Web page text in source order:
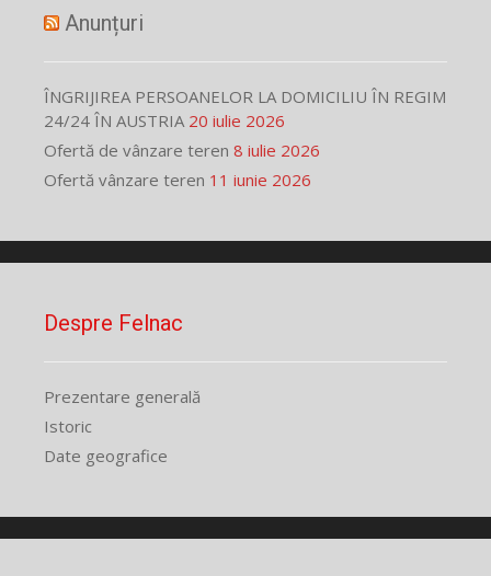
Anunțuri
ÎNGRIJIREA PERSOANELOR LA DOMICILIU ÎN REGIM
24/24 ÎN AUSTRIA 20 iulie 2026
Ofertă de vânzare teren 8 iulie 2026
Ofertă vânzare teren 11 iunie 2026
Despre Felnac
Prezentare generală
Istoric
Date geografice